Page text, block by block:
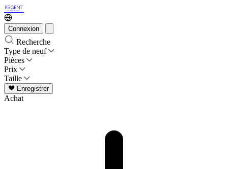
Connexion
Recherche
Type de neuf
Pièces
Prix
Taille
Enregistrer
Achat